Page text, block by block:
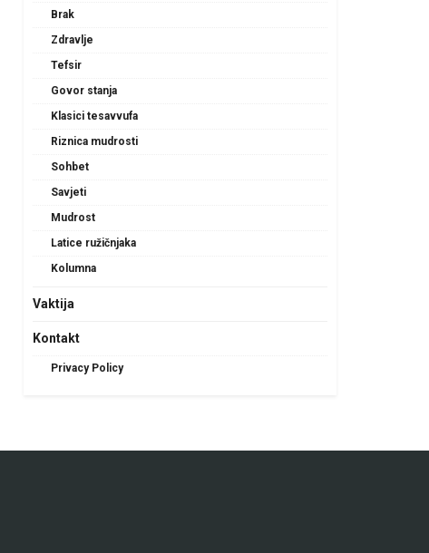
Brak
Zdravlje
Tefsir
Govor stanja
Klasici tesavvufa
Riznica mudrosti
Sohbet
Savjeti
Mudrost
Latice ružičnjaka
Kolumna
Vaktija
Kontakt
Privacy Policy